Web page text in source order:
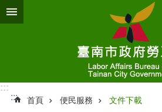
跳到主要內容區塊
:::
:::
首頁 便民服務 文件下載